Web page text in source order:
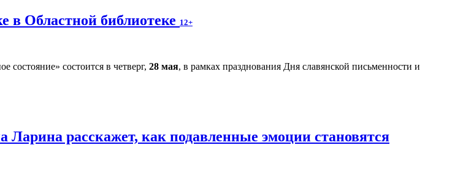
в Областной библиотеке 12+
состояние» состоится в четверг, 28 мая, в рамках празднования Дня славянской письменности и
Ларина расскажет, как подавленные эмоции становятся